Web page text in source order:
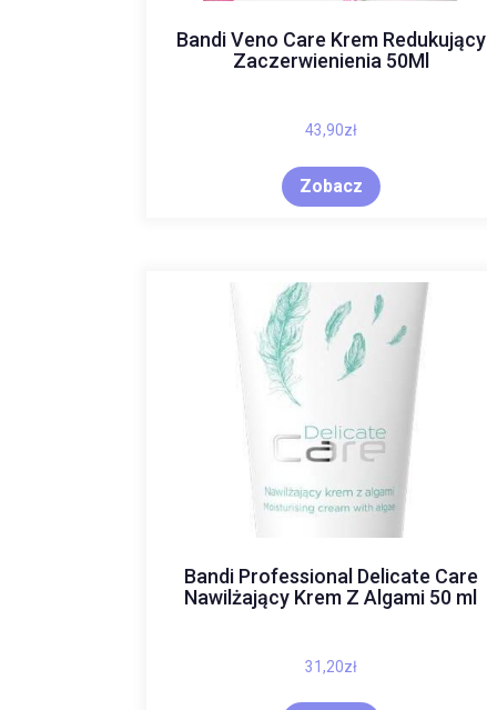
Bandi Veno Care Krem Redukujący
Zaczerwienienia 50Ml
43,90zł
Zobacz
Bandi Professional Delicate Care
Nawilżający Krem Z Algami 50 ml
31,20zł